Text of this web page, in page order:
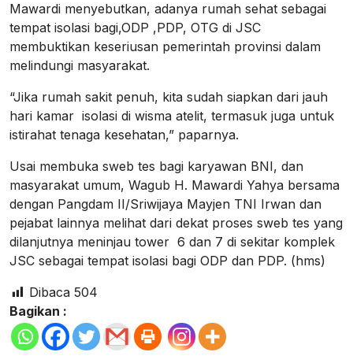
Mawardi menyebutkan, adanya rumah sehat sebagai
tempat isolasi bagi,ODP ,PDP, OTG di JSC
membuktikan keseriusan pemerintah provinsi dalam
melindungi masyarakat.
“Jika rumah sakit penuh, kita sudah siapkan dari jauh
hari kamar isolasi di wisma atelit, termasuk juga untuk
istirahat tenaga kesehatan,” paparnya.
Usai membuka sweb tes bagi karyawan BNI, dan
masyarakat umum, Wagub H. Mawardi Yahya bersama
dengan Pangdam II/Sriwijaya Mayjen TNI Irwan dan
pejabat lainnya melihat dari dekat proses sweb tes yang
dilanjutnya meninjau tower 6 dan 7 di sekitar komplek
JSC sebagai tempat isolasi bagi ODP dan PDP. (hms)
Dibaca 504
Bagikan :